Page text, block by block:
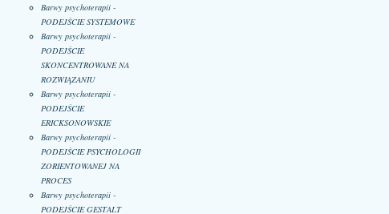
Barwy psychoterapii -
PODEJŚCIE SYSTEMOWE
Barwy psychoterapii -
PODEJŚCIE
SKONCENTROWANE NA
ROZWIĄZANIU
Barwy psychoterapii -
PODEJŚCIE
ERICKSONOWSKIE
Barwy psychoterapii -
PODEJŚCIE PSYCHOLOGII
ZORIENTOWANEJ NA
PROCES
Barwy psychoterapii -
PODEJŚCIE GESTALT